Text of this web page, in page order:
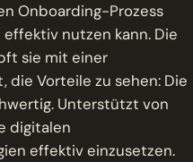
Onboarding-Prozess
nutzen kann. Die
sie mit einer
die Vorteile zu sehen: Die
Unterstützt von
digitalen
effektiv einzusetzen.